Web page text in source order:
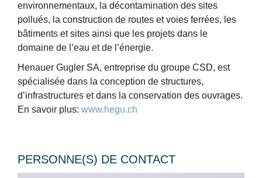
environnementaux, la décontamination des sites
pollués, la construction de routes et voies ferrées, les
bâtiments et sites ainsi que les projets dans le
domaine de l’eau et de l’énergie.
Henauer Gugler SA, entreprise du groupe CSD, est
spécialisée dans la conception de structures,
d’infrastructures et dans la conservation des ouvrages.
En savoir plus: www.hegu.ch
PERSONNE(S) DE CONTACT